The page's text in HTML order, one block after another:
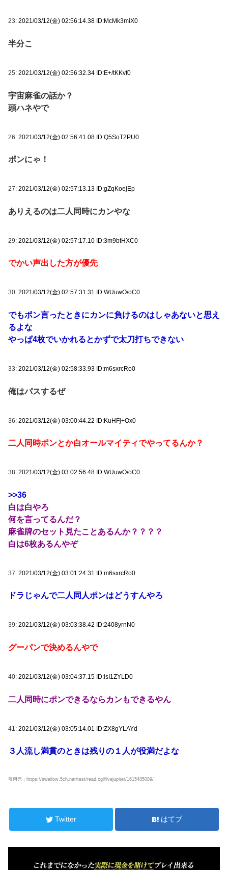
23: 2021/03/12(金) 02:56:14.38 ID:McMk3miX0
半分こ
25: 2021/03/12(金) 02:56:32.34 ID:E+/tKKvf0
宇宙麻雀の話か？
頭ハネやで
26: 2021/03/12(金) 02:56:41.08 ID:Q5SoT2PU0
ポンにゃ！
27: 2021/03/12(金) 02:57:13.13 ID:gZqKoejEp
ありえるのは二人同時にカンやな
29: 2021/03/12(金) 02:57:17.10 ID:3m9btHXC0
でかい声出した方が優先
30: 2021/03/12(金) 02:57:31.31 ID:WUuwO/oC0
でもポン言ったときにカンに負けるのはしゃあないと思え
るよな
やっぱ4枚でいかれるとかずで太刀打ちできない
33: 2021/03/12(金) 02:58:33.93 ID:m6sxrcRo0
俺はパスするぜ
36: 2021/03/12(金) 03:00:44.22 ID:KuHFj+Ox0
二人同時ポンとか白オールマイティでやってるんか？
38: 2021/03/12(金) 03:02:56.48 ID:WUuwO/oC0
>>36
白は白やろ
何を言ってるんだ？
麻雀牌のセット見たことあるんか？？？？
白は6枚あるんやぞ
37: 2021/03/12(金) 03:01:24.31 ID:m6sxrcRo0
ドラじゃんで二人同人ポンはどうすんやろ
39: 2021/03/12(金) 03:03:38.42 ID:2408yrnN0
グーパンで決めるんやで
40: 2021/03/12(金) 03:04:37.15 ID:isI1ZYLD0
二人同時にポンできるならカンもできるやん
41: 2021/03/12(金) 03:05:14.01 ID:ZX8gYLAYd
３人流し満貫のときは残りの１人が役満だよな
引用元：https://swallow.5ch.net/test/read.cgi/livejupiter/1615485089/
Twitter はてブ